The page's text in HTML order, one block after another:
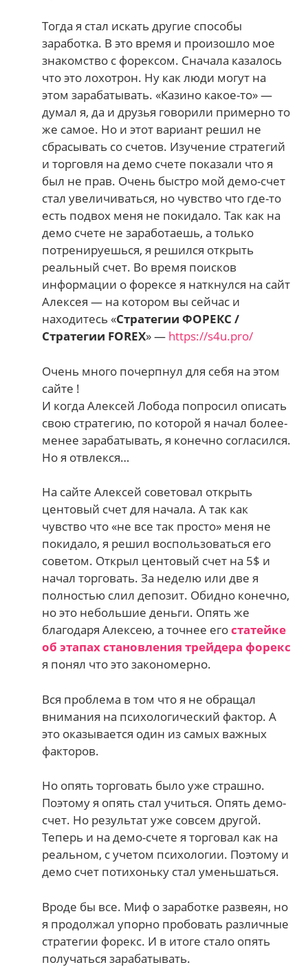
Тогда я стал искать другие способы
заработка. В это время и произошло мое
знакомство с форексом. Сначала казалось
что это лохотрон. Ну как люди могут на
этом зарабатывать. «Казино какое-то» —
думал я, да и друзья говорили примерно то
же самое. Но и этот вариант решил не
сбрасывать со счетов. Изучение стратегий
и торговля на демо счете показали что я
был не прав. Очень быстро мой демо-счет
стал увеличиваться, но чувство что где-то
есть подвох меня не покидало. Так как на
демо счете не заработаешь, а только
потренируешься, я решился открыть
реальный счет. Во время поисков
информации о форексе я наткнулся на сайт
Алексея — на котором вы сейчас и
находитесь «Стратегии ФОРЕКС /
Стратегии FOREX» — https://s4u.pro/
Очень много почерпнул для себя на этом
сайте !
И когда Алексей Лобода попросил описать
свою стратегию, по которой я начал более-
менее зарабатывать, я конечно согласился.
Но я отвлекся…
На сайте Алексей советовал открыть
центовый счет для начала. А так как
чувство что «не все так просто» меня не
покидало, я решил воспользоваться его
советом. Открыл центовый счет на 5$ и
начал торговать. За неделю или две я
полностью слил депозит. Обидно конечно,
но это небольшие деньги. Опять же
благодаря Алексею, а точнее егоcтатейке
об этапах становления трейдера форекс
я понял что это закономерно.
Вся проблема в том что я не обращал
внимания на психологический фактор. А
это оказывается один из самых важных
факторов.
Но опять торговать было уже страшно.
Поэтому я опять стал учиться. Опять демо-
счет. Но результат уже совсем другой.
Теперь и на демо-счете я торговал как на
реальном, с учетом психологии. Поэтому и
демо счет потихоньку стал уменьшаться.
Вроде бы все. Миф о заработке развеян, но
я продолжал упорно пробовать различные
стратегии форекс. И в итоге стало опять
получаться зарабатывать.